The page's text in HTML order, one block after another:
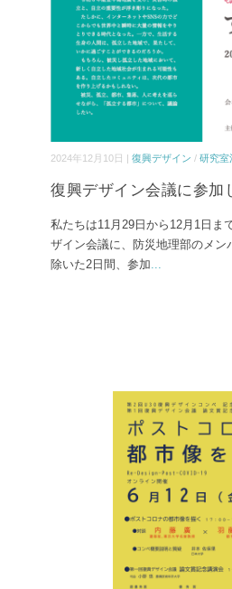
2024年12月10日 | 復興デザイン / 研究室
復興デザイン会議に参加
私たちは11月29日から12月1日ま
ザイン会議に、防災地理部のメン
除いた2日間、参加...